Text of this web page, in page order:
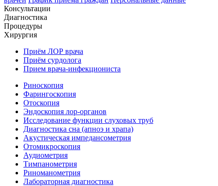
Консультации
Диагностика
Процедуры
Хирургия
Приём ЛОР врача
Приём сурдолога
Прием врача-инфекциониста
Риноскопия
Фарингоскопия
Отоскопия
Эндоскопия лор-органов
Исследование функции слуховых труб
Диагностика сна (апноэ и храпа)
Акустическая импедансометрия
Отомикроскопия
Аудиометрия
Тимпанометрия
Риноманометрия
Лабораторная диагностика